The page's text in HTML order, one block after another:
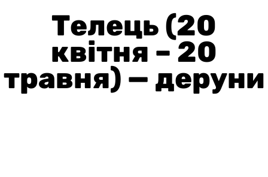
Телець (20
квітня – 20
травня) — деруни